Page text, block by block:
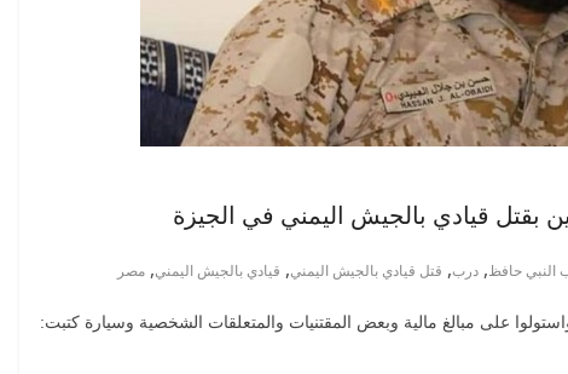
بقتل قيادي بالجيش اليمني في الجيزة
النبي حافظ, درب, قتل قيادي بالجيش اليمني, قيادي بالجيش اليمني, مصر
على مبالغ مالية وبعض المقتنيات والمتعلقات الشخصية وسيارة كتبت: